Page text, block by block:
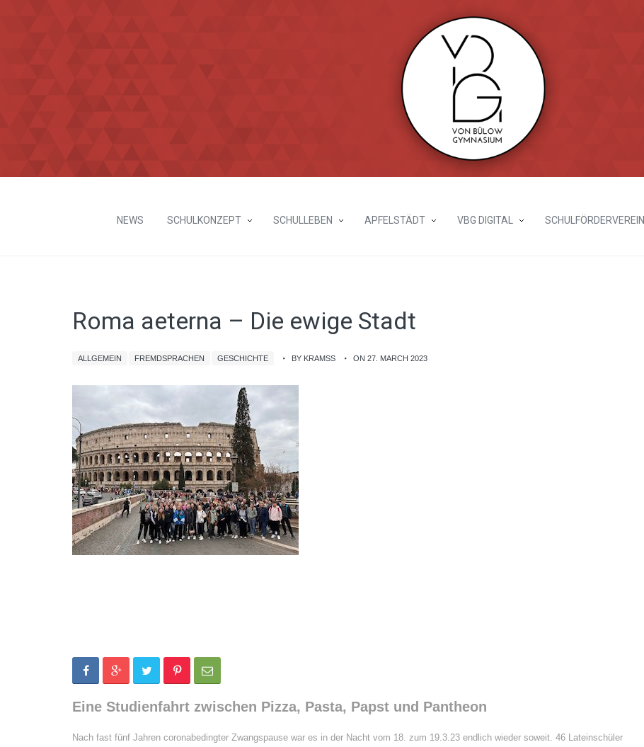
NEWS SCHULKONZEPT SCHULLEBEN APFELSTÄDT VBG DIGITAL SCHULFÖRDERVEREIN
Roma aeterna – Die ewige Stadt
ALLGEMEIN FREMDSPRACHEN GESCHICHTE BY KRAMSS ON 27. MARCH 2023
Eine Studienfahrt zwischen Pizza, Pasta, Papst und Pantheon
Nach fast fünf Jahren coronabedingter Zwangspause war es in der Nacht vom 18. zum 19.3.23 endlich wieder soweit. 46 Lateinschüler